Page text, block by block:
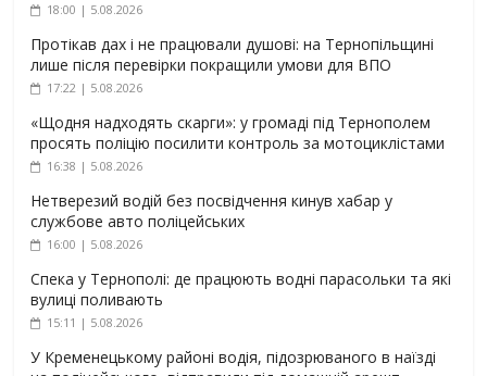
18:00 | 5.08.2026
Протікав дах і не працювали душові: на Тернопільщині
лише після перевірки покращили умови для ВПО
17:22 | 5.08.2026
«Щодня надходять скарги»: у громаді під Тернополем
просять поліцію посилити контроль за мотоциклістами
16:38 | 5.08.2026
Нетверезий водій без посвідчення кинув хабар у
службове авто поліцейських
16:00 | 5.08.2026
Спека у Тернополі: де працюють водні парасольки та які
вулиці поливають
15:11 | 5.08.2026
У Кременецькому районі водія, підозрюваного в наїзді